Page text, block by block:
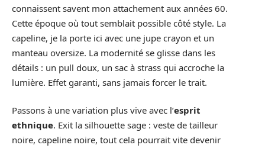
connaissent savent mon attachement aux années 60.
Cette époque où tout semblait possible côté style. La
capeline, je la porte ici avec une jupe crayon et un
manteau oversize. La modernité se glisse dans les
détails : un pull doux, un sac à strass qui accroche la
lumière. Effet garanti, sans jamais forcer le trait.
Passons à une variation plus vive avec l’esprit
ethnique. Exit la silhouette sage : veste de tailleur
noire, capeline noire, tout cela pourrait vite devenir